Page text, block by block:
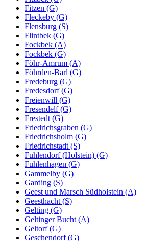
Fitzen (G)
Fleckeby (G)
Flensburg (S)
Flintbek (G)
Fockbek (A)
Fockbek (G)
Föhr-Amrum (A)
Föhrden-Barl (G)
Fredeburg (G)
Fredesdorf (G)
Freienwill (G)
Fresendelf (G)
Frestedt (G)
Friedrichsgraben (G)
Friedrichsholm (G)
Friedrichstadt (S)
Fuhlendorf (Holstein) (G)
Fuhlenhagen (G)
Gammelby (G)
Garding (S)
Geest und Marsch Südholstein (A)
Geesthacht (S)
Gelting (G)
Geltinger Bucht (A)
Geltorf (G)
Geschendorf (G)